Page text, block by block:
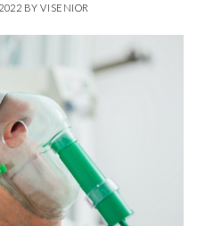
BYVISENIOR